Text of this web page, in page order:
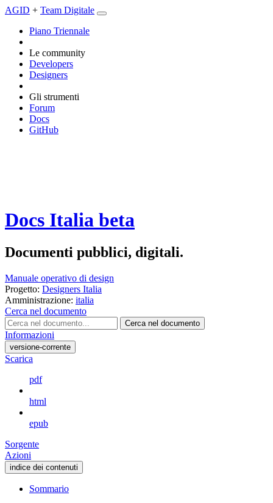
AGID + Team Digitale
Piano Triennale
Le community
Developers
Designers
Gli strumenti
Forum
Docs
GitHub
Docs Italia beta
Documenti pubblici, digitali.
Manuale operativo di design
Progetto: Designers Italia
Amministrazione: italia
Cerca nel documento
Cerca nel documento
Informazioni
versione-corrente
Scarica
pdf
html
epub
Sorgente
Azioni
indice dei contenuti
Sommario